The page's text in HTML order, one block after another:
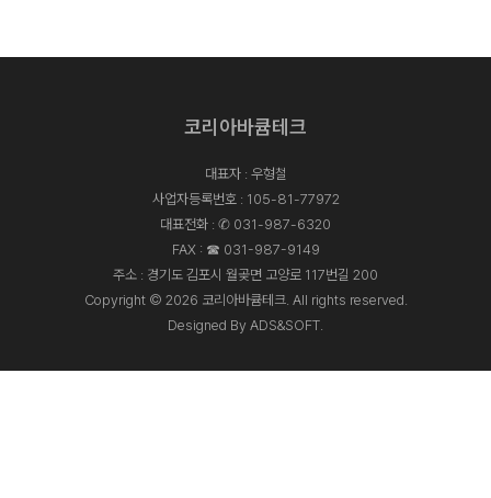
코리아바큠테크
대표자 : 우형철
사업자등록번호 : 105-81-77972
대표전화 : ✆ 031-987-6320
FAX : ☎ 031-987-9149
주소 : 경기도 김포시 월곶면 고양로 117번길 200
Copyright © 2026 코리아바큠테크. All rights reserved.
Designed By ADS&SOFT